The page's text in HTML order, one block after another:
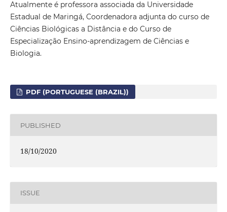
Atualmente é professora associada da Universidade
Estadual de Maringá, Coordenadora adjunta do curso de
Ciências Biológicas a Distância e do Curso de
Especialização Ensino-aprendizagem de Ciências e
Biologia.
PDF (PORTUGUESE (BRAZIL))
PUBLISHED
18/10/2020
ISSUE